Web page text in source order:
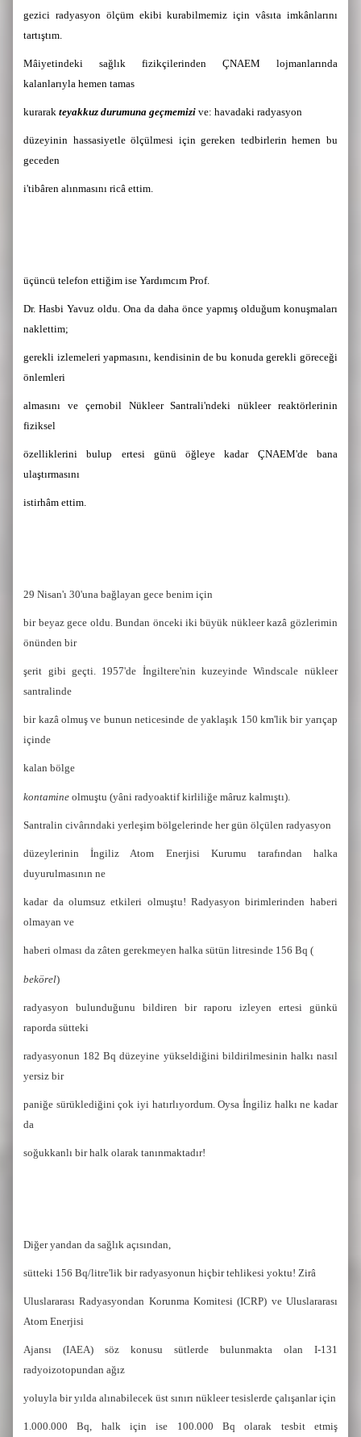
gezici radyasyon ölçüm ekibi kurabilmemiz için vâsıta imkânlarını
tartıştım.
Mâiyetindeki sağlık fizikçilerinden ÇNAEM lojmanlarında
kalanlarıyla hemen tamas
kurarakteyakkuz durumuna geçmemizi ve: havadaki radyasyon
düzeyinin hassasiyetle ölçülmesi için gereken tedbirlerin hemen bu
geceden
i'tibâren alınmasını ricâ ettim.
üçüncü telefon ettiğim ise Yardımcım Prof.
Dr. Hasbi Yavuz oldu. Ona da daha önce yapmış olduğum konuşmaları
naklettim;
gerekli izlemeleri yapmasını, kendisinin de bu konuda gerekli göreceği
önlemleri
almasını ve çernobil Nükleer Santrali'ndeki nükleer reaktörlerinin
fiziksel
özelliklerini bulup ertesi günü öğleye kadar ÇNAEM'de bana
ulaştırmasını
istirhâm ettim.
29 Nisan'ı 30'una bağlayan gece benim için
bir beyaz gece oldu. Bundan önceki iki büyük nükleer kazâ gözlerimin
önünden bir
şerit gibi geçti. 1957'de İngiltere'nin kuzeyinde Windscale nükleer
santralinde
bir kazâ olmuş ve bunun neticesinde de yaklaşık 150 km'lik bir yarıçap
içinde
kalan bölge
kontamine olmuştu (yâni radyoaktif kirliliğe mâruz kalmıştı).
Santralin civârındaki yerleşim bölgelerinde her gün ölçülen radyasyon
düzeylerinin İngiliz Atom Enerjisi Kurumu tarafından halka
duyurulmasının ne
kadar da olumsuz etkileri olmuştu! Radyasyon birimlerinden haberi
olmayan ve
haberi olması da zâten gerekmeyen halka sütün litresinde 156 Bq (
bekörel)
radyasyon bulunduğunu bildiren bir raporu izleyen ertesi günkü
raporda sütteki
radyasyonun 182 Bq düzeyine yükseldiğini bildirilmesinin halkı nasıl
yersiz bir
paniğe sürüklediğini çok iyi hatırlıyordum. Oysa İngiliz halkı ne kadar
da
soğukkanlı bir halk olarak tanınmaktadır!
Diğer yandan da sağlık açısından,
sütteki 156 Bq/litre'lik bir radyasyonun hiçbir tehlikesi yoktu! Zirâ
Uluslararası Radyasyondan Korunma Komitesi (ICRP) ve Uluslararası
Atom Enerjisi
Ajansı (IAEA) söz konusu sütlerde bulunmakta olan I-131
radyoizotopundan ağız
yoluyla bir yılda alınabilecek üst sınırı nükleer tesislerde çalışanlar için
1.000.000 Bq, halk için ise 100.000 Bq olarak tesbit etmiş